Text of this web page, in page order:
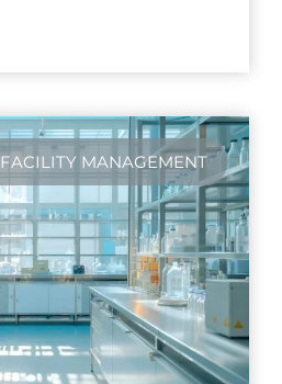
FACILITY MANAGEMENT